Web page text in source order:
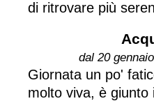
di ritrovare più
dal 20
Giornata un po'
molto viva, è giunto